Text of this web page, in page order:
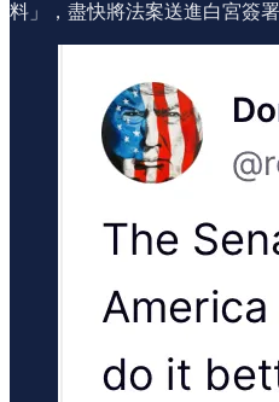
料」，盡快將法案送進白宮簽署